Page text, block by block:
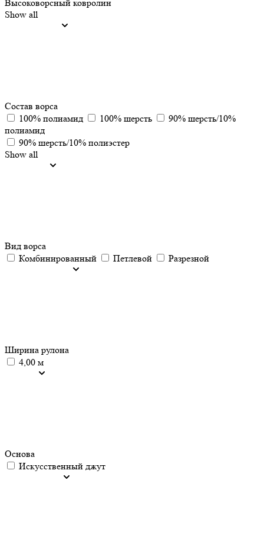
Высоковорсный ковролин
Show all
Состав ворса
100% полиамид
100% шерсть
90% шерсть/10%
полиамид
90% шерсть/10% полиэстер
Show all
Вид ворса
Комбинированный
Петлевой Разрезной
Ширина рулона
4,00 м
Основа
Искусственный джут